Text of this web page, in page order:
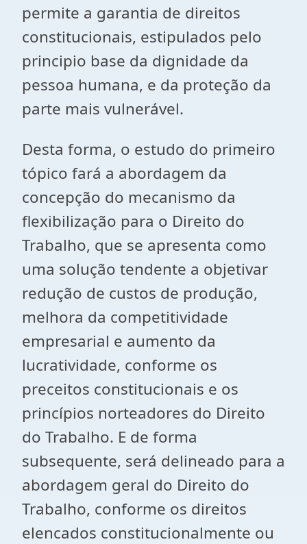
permite a garantia de direitos
constitucionais, estipulados pelo
principio base da dignidade da
pessoa humana, e da proteção da
parte mais vulnerável.
Desta forma, o estudo do primeiro
tópico fará a abordagem da
concepção do mecanismo da
flexibilização para o Direito do
Trabalho, que se apresenta como
uma solução tendente a objetivar
redução de custos de produção,
melhora da competitividade
empresarial e aumento da
lucratividade, conforme os
preceitos constitucionais e os
princípios norteadores do Direito
do Trabalho. E de forma
subsequente, será delineado para a
abordagem geral do Direito do
Trabalho, conforme os direitos
elencados constitucionalmente ou